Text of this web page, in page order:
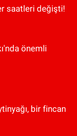
saatleri değişti!
önemli
bir fincan